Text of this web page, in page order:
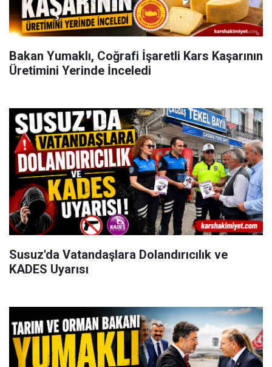
Bakan Yumaklı, Coğrafi İşaretli Kars Kaşarının
Üretimini Yerinde İnceledi
Susuz'da Vatandaşlara Dolandırıcılık ve
KADES Uyarısı